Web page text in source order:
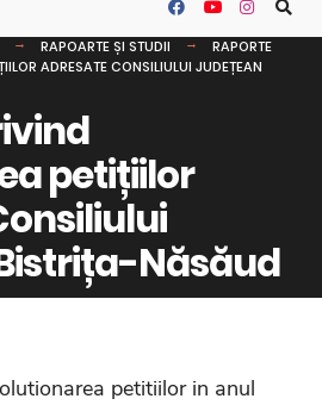
RAPOARTE ȘI STUDII
RAPORTE
ADRESATE CONSILIULUI JUDEȚEAN
petițiilor
Năsăud
petitiilor in anul